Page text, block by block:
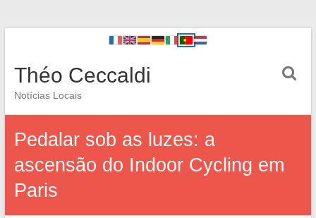
Théo Ceccaldi
Notícias Locais
Pedalar sob as luzes: a
ascensão do Indoor Cycling em
Paris